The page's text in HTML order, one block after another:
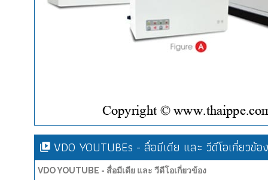
VDO YOUTUBEs - สื่อมีเดีย และ วีดีโอเกี่ยวข้อง
VDO YOUTUBE - สื่อมีเดีย และ วีดีโอเกี่ยวข้อง